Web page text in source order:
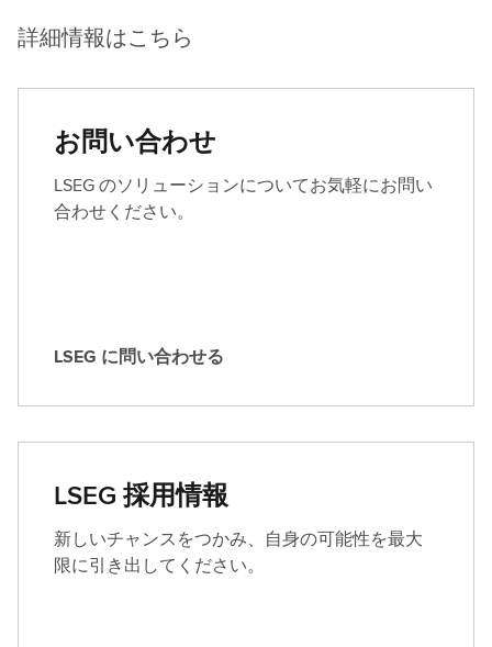
詳細情報はこちら
お問い合わせ
LSEG のソリューションについてお気軽にお問い
合わせください。
L
G
問
い
合
わ
LSEG に問い合わせる
LSEG 採用情報
新しいチャンスをつかみ、自身の可能性を最大
限に引き出してください。